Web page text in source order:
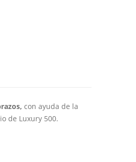
con ayuda de la
de Luxury 500.